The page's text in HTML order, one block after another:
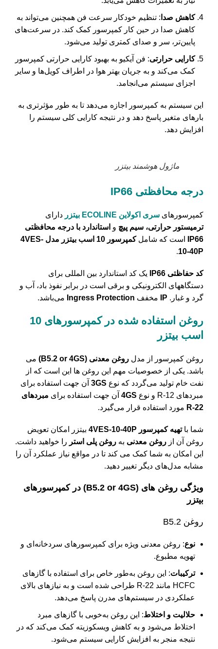
کاهش صدا : تنظیم خودکار سرعت فن همچنین می‌تواند به
کاهش صدا در حین کار کمپرسور کمک کند. در سرعت‌های
پایین‌تر، سر و صدای کمتری تولید می‌شود.
کارایی حرارتی: فن آیکیو به بهبود کارایی حرارتی کمپرسور
کمک می‌کند و به جریان بهتر هوا در اطراف کویل‌ها و سایر
اجزای سیستم می‌انجامد.
این سیستم به کمپرسور اجازه می‌دهد تا به طور مؤثرتری به
بارهای متغیر پاسخ دهد و در نتیجه کارایی کلی سیستم را
افزایش دهد.
ماژول هوشمند بیتزر
درجه محافظتی
کمپرسورهای سری اکولاین ECOLINE بیتزر
دارای
ترمیستور حرارتی، سیم پیچ و استاندارد با درجه محافظتی
IP66
است که شامل
کمپرسور 10 اسب بیتزر مدل 4VES-
10-40P
.
کد حفاظتی IP66
یک کد استاندارد بین المللی برای
دستگاههای الکترونیکی و برقی است در برابر نفوذ باد، آب و
گرد و غبار. IP مخفف Ingress Protection می‌باشد.
روغن استفاده شده در کمپرسورهای 10
اسب بیتزر
روغن کمپرسور از مدل روغن معدنی (B5.2 or 4GS)
می
باشد. یکی از خصوصیات مهم این روغن ها این است که از
نفت خام تولید می‌گردد که نوع 3GS آن جهت استفاده برای
مبردهای R-12 و نوع
4GS آن جهت استفاده برای مبردهای
R-22 مورد استفاده قرار می‌گیرد.
شما باتهیه کمپرسور 4VES-10-40P
بیتزر امکان تعویض
روغن آن از روغن معدنی به روغن پلی استر را خواهید داشت.
این امکان به شما کمک می کند تا در مواقع نیاز عملکرد آن را
مشابه مدل‌های دیگر تغییر دهید.
ویژگی روغن های (B5.2 or 4GS) در کمپرسورهای
بیتزر
روغن B5.2
نوع: روغن معدنی ویژه برای کمپرسورهای سردخانه‌ای و
تهویه مطبوع.
ترکیبات: این روغن به‌طور خاص برای استفاده با گازهای
HCFC مانند R-22 طراحی شده است و به نیازهای بالای
عملکردی در سیستم‌های مدرن پاسخ می‌دهد.
حلالیت و اختلاط: این روغن به‌خوبی با گازهای مبرد
اختلاط می‌شود و به کاهش ویسکوزیته کمک می‌کند که در
نتیجه منجر به افزایش کارایی سیستم می‌شود.